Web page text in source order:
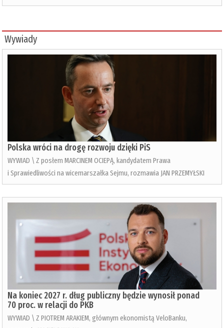
Wywiady
Polska wróci na drogę rozwoju dzięki PiS
WYWIAD \ Z posłem MARCINEM OCIEPĄ, kandydatem Prawa
i Sprawiedliwości na wicemarszałka Sejmu, rozmawia JAN PRZEMYŁSKI
Na koniec 2027 r. dług publiczny będzie wynosił ponad
70 proc. w relacji do PKB
WYWIAD \ Z PIOTREM ARAKIEM, głównym ekonomistą VeloBanku,